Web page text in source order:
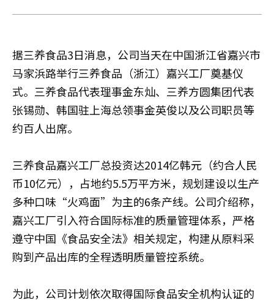
章 小
据三养食品3日消息，公司当天在中国浙江省嘉兴市
马家浜路举行三养食品（浙江）嘉兴工厂奠基仪
式。三养食品代表理事金东灿、三养方圆集团代表
张锡勋、韩国驻上海总领事金英俊以及公司职员等
约百人出席。
三养食品嘉兴工厂总投资达2014亿韩元（约合人民
币10亿元），占地约5.5万平方米，规划建设以生产
多种口味“火鸡面”为主的6条产线。公司介绍称，
嘉兴工厂引入符合国际标准的质量管理体系，严格
遵守中国《食品安全法》相关规定，构建从原料采
购到产品出库的全程透明质量管控系统。
为此，公司计划依次取得国际食品安全机构认证的